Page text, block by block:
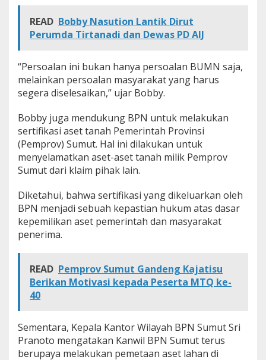
t
READ Bobby Nasution Lantik Dirut
Perumda Tirtanadi dan Dewas PD AIJ
“Persoalan ini bukan hanya persoalan BUMN saja,
melainkan persoalan masyarakat yang harus
segera diselesaikan,” ujar Bobby.
Bobby juga mendukung BPN untuk melakukan
sertifikasi aset tanah Pemerintah Provinsi
(Pemprov) Sumut. Hal ini dilakukan untuk
menyelamatkan aset-aset tanah milik Pemprov
Sumut dari klaim pihak lain.
Diketahui, bahwa sertifikasi yang dikeluarkan oleh
BPN menjadi sebuah kepastian hukum atas dasar
kepemilikan aset pemerintah dan masyarakat
penerima.
READ Pemprov Sumut Gandeng Kajatisu
Berikan Motivasi kepada Peserta MTQ ke-
40
Sementara, Kepala Kantor Wilayah BPN Sumut Sri
Pranoto mengatakan Kanwil BPN Sumut terus
berupaya melakukan pemetaan aset lahan di